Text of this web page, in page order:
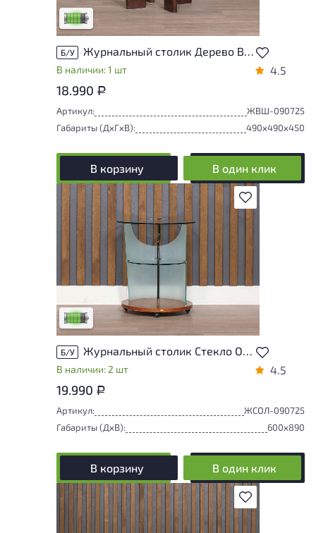
Низкая степень износа
Б/У Журнальный столик Дерево Вишня
В наличии: 1 шт 4.5
18.990 Р
Артикул:
ЖВШ-090725
Габариты (ДxГxВ):
490x490x450
В корзину В один клик
В избранное
У товара присутствуют незначительные
следы эксплуатации, не влияющие на
удобство его использования
Низкая степень износа
Б/У Журнальный столик Стекло Ольха
В наличии: 2 шт 4.5
19.990 Р
Артикул:
ЖСОЛ-090725
Габариты (ДxВ):
600x890
В корзину В один клик
В избранное